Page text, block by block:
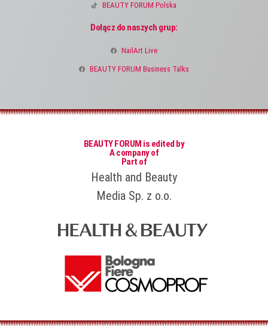
BEAUTY FORUM Polska
Dołącz do naszych grup:
NailArt Live
BEAUTY FORUM Business Talks
BEAUTY FORUM is edited by
A company of
Part of
Health and Beauty
Media Sp. z o.o.